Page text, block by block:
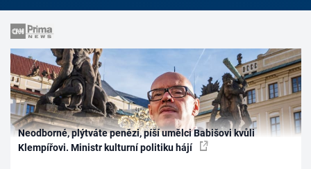
Neodborné, plýtváte penězi, píší umělci Babišovi kvůli
Klempířovi. Ministr kulturní politiku hájí